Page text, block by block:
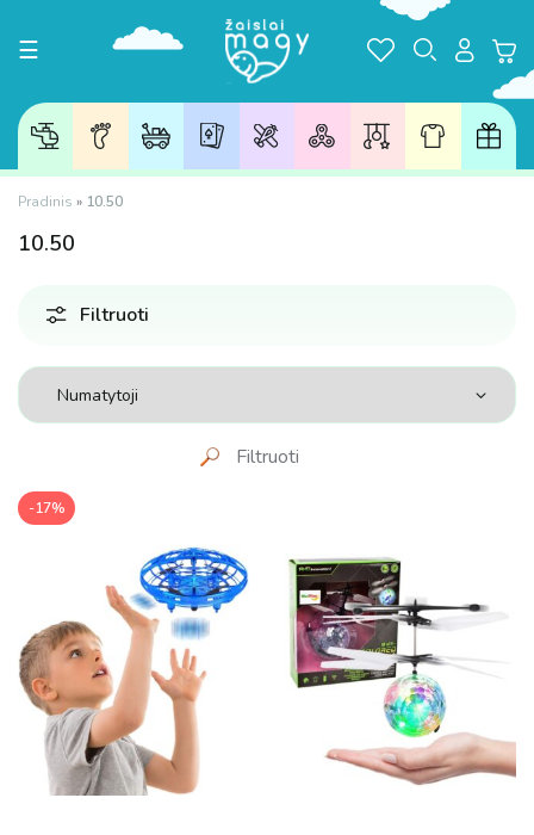
Toggle navigation
☰
Pradinis » 10.50
10.50
Filtruoti
Filtruoti
Kaina
7 €
7 13 24
Dydis
-17%